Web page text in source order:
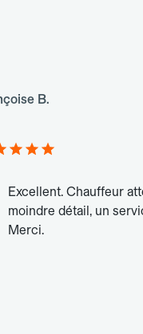
B.
Excellent. Chauffeur
moindre détail, un
Merci.